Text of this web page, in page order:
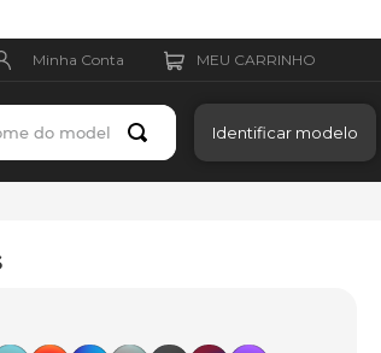
Minha Conta
nome do modelo
Identificar modelo